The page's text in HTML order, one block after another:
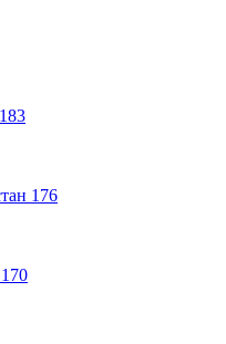
183
176
170